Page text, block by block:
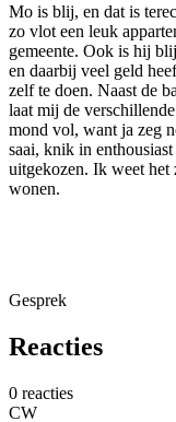
Mo is blij, en dat is
zo vlot een leuk
gemeente. Ook is hij
en daarbij veel geld
zelf te doen. Naast de
laat mij de
mond vol, want ja zeg
saai, knik in
uitgekozen. Ik weet het
wonen.
Gesprek
Reacties
0 reacties
CW